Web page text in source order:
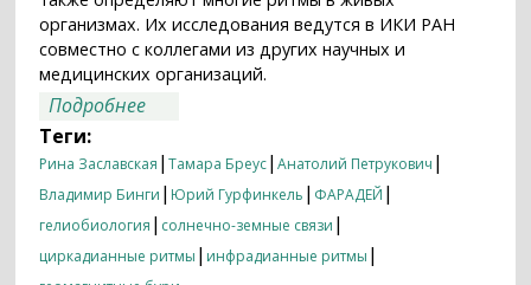
организмах. Их исследования ведутся в ИКИ РАН
совместно с коллегами из других научных и
медицинских организаций.
Подробнее
возмущений на живые организмы
Теги:
Рина Заславская |Тамара Бреус|Анатолий Петрукович |
Владимир Бинги | Юрий Гурфинкель | ФАРАДЕЙ |
гелиобиология | солнечно-земные связи |
циркадианные ритмы | инфрадианные ритмы |